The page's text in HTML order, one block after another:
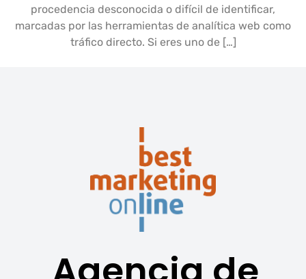
procedencia desconocida o difícil de identificar,
marcadas por las herramientas de analítica web como
tráfico directo. Si eres uno de […]